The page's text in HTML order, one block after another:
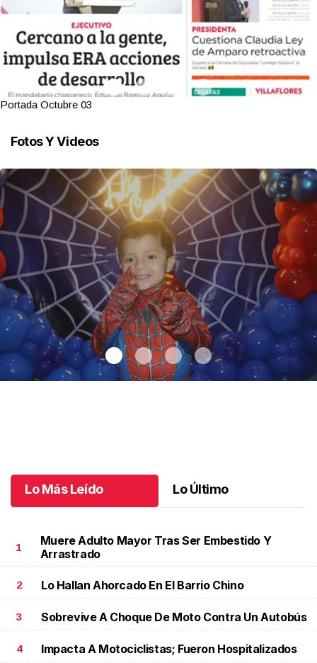
Portada Octubre 03
Fotos Y Videos
Lo Más Leído Lo Último
1
Muere Adulto Mayor Tras Ser Embestido Y
Arrastrado
2 Lo Hallan Ahorcado En El Barrio Chino
3 Sobrevive A Choque De Moto Contra Un Autobús
4 Impacta A Motociclistas; Fueron Hospitalizados